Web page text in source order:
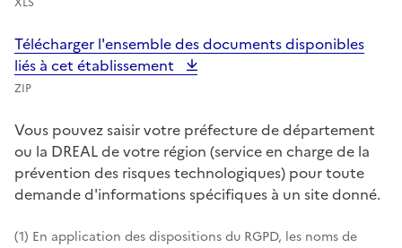
Télécharger l'ensemble des documents disponibles
liés à cet établissement
ZIP
Vous pouvez saisir votre préfecture de département
ou la DREAL de votre région (service en charge de la
prévention des risques technologiques) pour toute
demande d'informations spécifiques à un site donné.
(1) En application des dispositions du RGPD, les noms de